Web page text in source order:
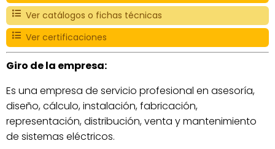
Ver catálogos o fichas técnicas
Ver certificaciones
Giro de la empresa:
Es una empresa de servicio profesional en asesoría,
diseño, cálculo, instalación, fabricación,
representación, distribución, venta y mantenimiento
de sistemas eléctricos.